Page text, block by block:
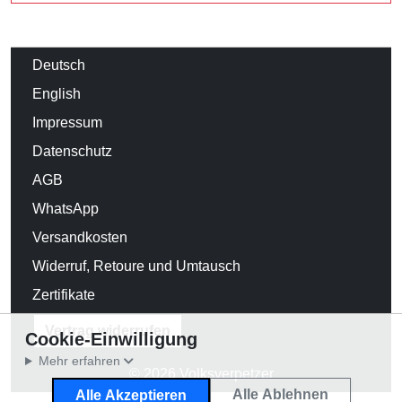
Deutsch
English
Impressum
Datenschutz
AGB
WhatsApp
Versandkosten
Widerruf, Retoure und Umtausch
Zertifikate
Vertrag widerrufen
© 2026 Volksverpetzer
Cookie-Einwilligung
Mehr erfahren
Alle Akzeptieren Alle Ablehnen